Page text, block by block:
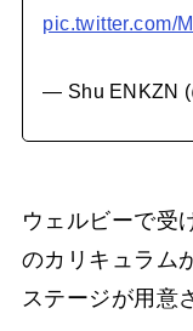
pic.twitter.com/
— Shu ENKZN
ウェルビーで受
のカリキュラム
ステージが用意